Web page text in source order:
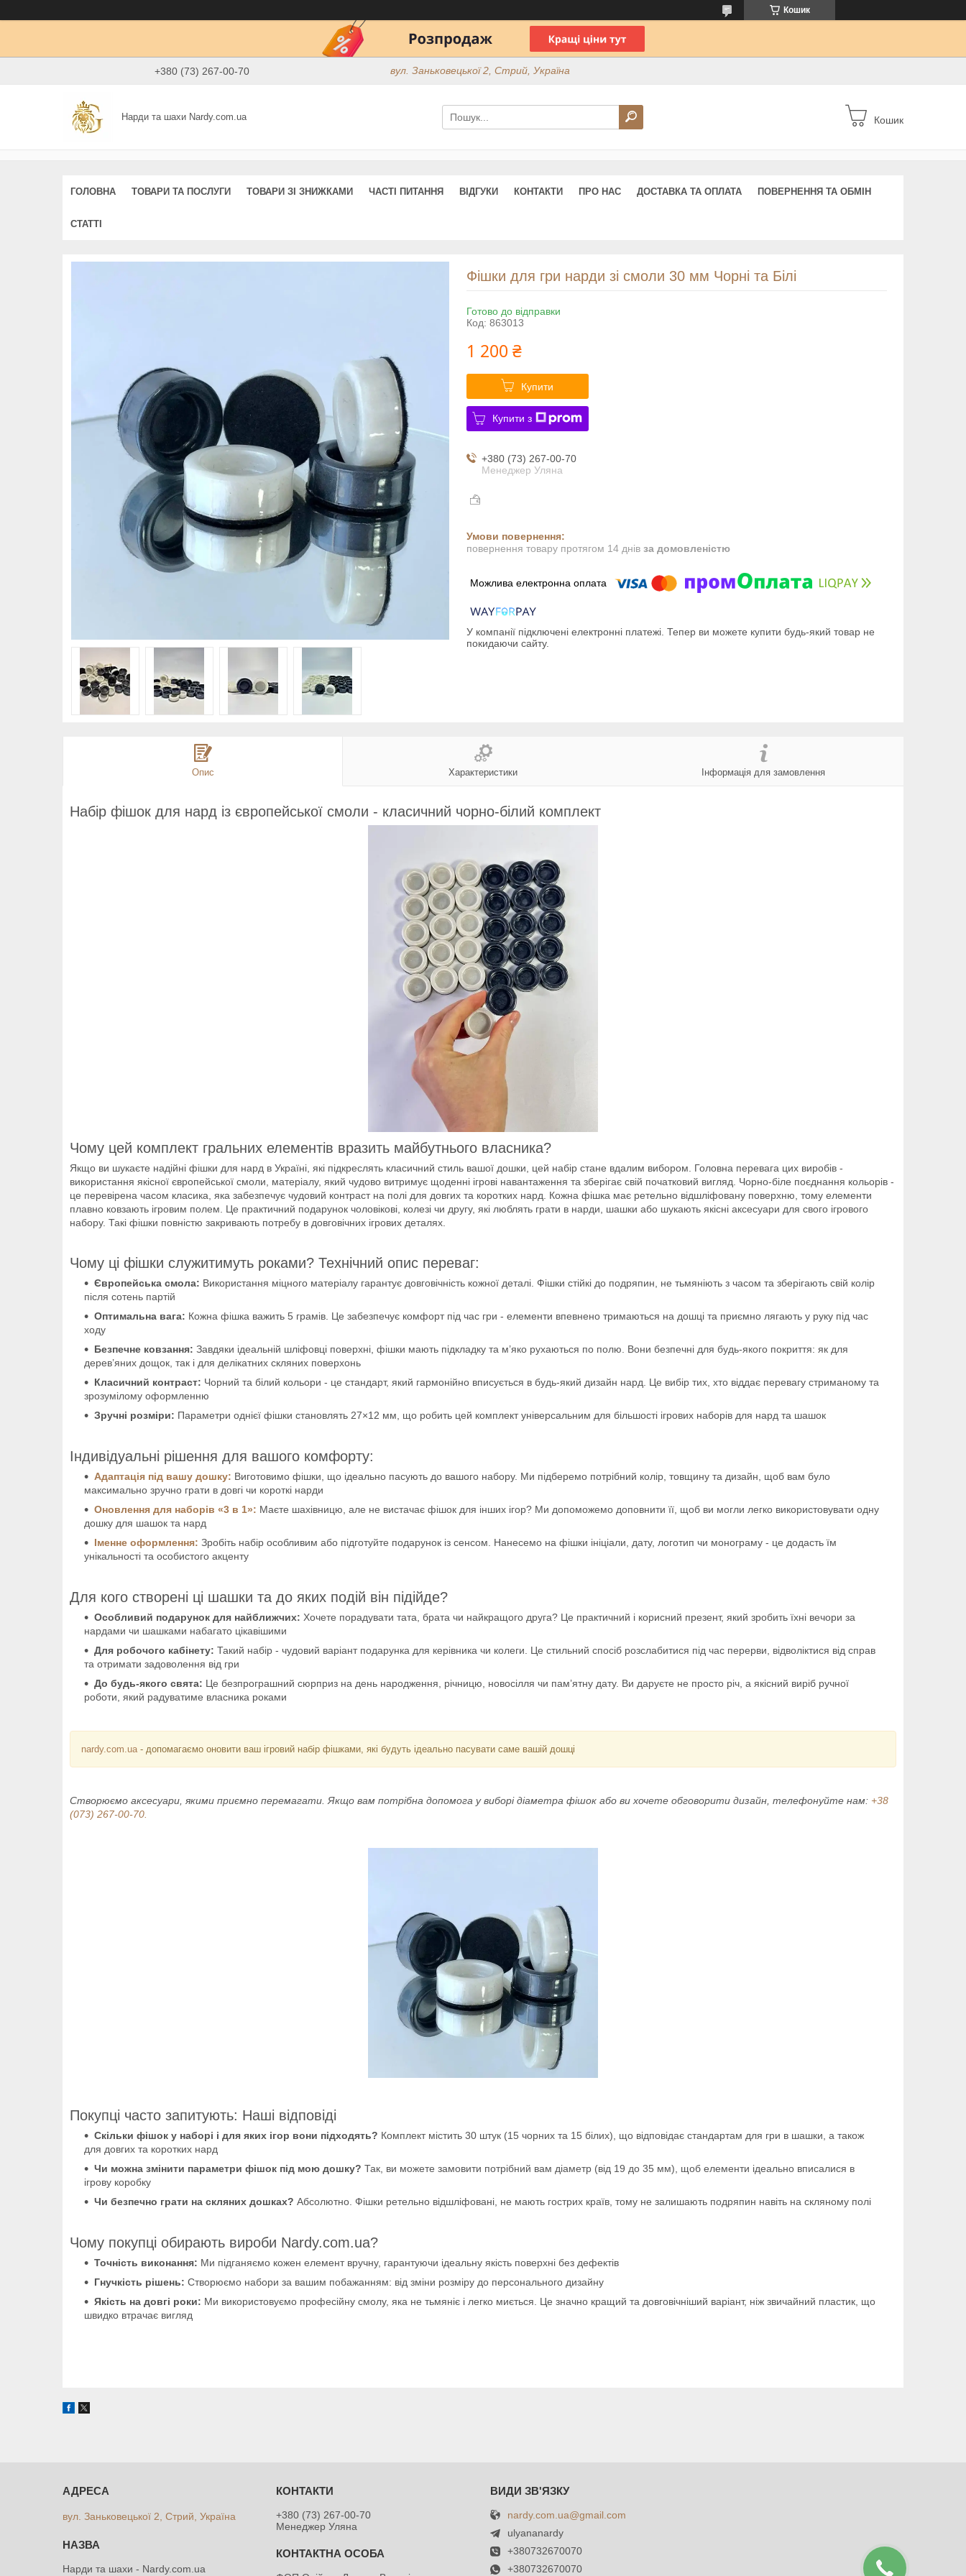
Кошик
+380 (73) 267-00-70 вул. Заньковецької 2, Стрий, Україна
Нарди та шахи Nardy.com.ua Кошик
ГОЛОВНА ТОВАРИ ТА ПОСЛУГИ ТОВАРИ ЗІ ЗНИЖКАМИ ЧАСТІ ПИТАННЯ ВІДГУКИ КОНТАКТИ ПРО НАС ДОСТАВКА ТА ОПЛАТА ПОВЕРНЕННЯ ТА ОБМІН
СТАТТІ
Фішки для гри нарди зі смоли 30 мм Чорні та Білі
Готово до відправки
Код: 863013
1 200 ₴
Купити
Купити з
+380 (73) 267-00-70
Менеджер Уляна
повернення товару протягом 14 днів за домовленістю
У компанії підключені електронні платежі. Тепер ви можете купити будь-який товар не
покидаючи сайту.
Опис Характеристики Інформація для замовлення
Набір фішок для нард із європейської смоли - класичний чорно-білий комплект
Чому цей комплект гральних елементів вразить майбутнього власника?
Якщо ви шукаєте надійні фішки для нард в Україні, які підкреслять класичний стиль вашої дошки, цей набір стане вдалим вибором. Головна перевага цих виробів -
використання якісної європейської смоли, матеріалу, який чудово витримує щоденні ігрові навантаження та зберігає свій початковий вигляд. Чорно-біле поєднання кольорів -
це перевірена часом класика, яка забезпечує чудовий контраст на полі для довгих та коротких нард. Кожна фішка має ретельно відшліфовану поверхню, тому елементи
плавно ковзають ігровим полем. Це практичний подарунок чоловікові, колезі чи другу, які люблять грати в нарди, шашки або шукають якісні аксесуари для свого ігрового
набору. Такі фішки повністю закривають потребу в довговічних ігрових деталях.
Чому ці фішки служитимуть роками? Технічний опис переваг:
Європейська смола: Використання міцного матеріалу гарантує довговічність кожної деталі. Фішки стійкі до подряпин, не тьмяніють з часом та зберігають свій колір
після сотень партій
Оптимальна вага: Кожна фішка важить 5 грамів. Це забезпечує комфорт під час гри - елементи впевнено тримаються на дошці та приємно лягають у руку під час
ходу
Безпечне ковзання: Завдяки ідеальній шліфовці поверхні, фішки мають підкладку та м’яко рухаються по полю. Вони безпечні для будь-якого покриття: як для
дерев’яних дощок, так і для делікатних скляних поверхонь
Класичний контраст: Чорний та білий кольори - це стандарт, який гармонійно вписується в будь-який дизайн нард. Це вибір тих, хто віддає перевагу стриманому та
зрозумілому оформленню
Зручні розміри: Параметри однієї фішки становлять 27×12 мм, що робить цей комплект універсальним для більшості ігрових наборів для нард та шашок
Індивідуальні рішення для вашого комфорту:
Адаптація під вашу дошку: Виготовимо фішки, що ідеально пасують до вашого набору. Ми підберемо потрібний колір, товщину та дизайн, щоб вам було
максимально зручно грати в довгі чи короткі нарди
Оновлення для наборів «3 в 1»: Маєте шахівницю, але не вистачає фішок для інших ігор? Ми допоможемо доповнити її, щоб ви могли легко використовувати одну
дошку для шашок та нард
Іменне оформлення: Зробіть набір особливим або підготуйте подарунок із сенсом. Нанесемо на фішки ініціали, дату, логотип чи монограму - це додасть їм
унікальності та особистого акценту
Для кого створені ці шашки та до яких подій він підійде?
Особливий подарунок для найближчих: Хочете порадувати тата, брата чи найкращого друга? Це практичний і корисний презент, який зробить їхні вечори за
нардами чи шашками набагато цікавішими
Для робочого кабінету: Такий набір - чудовий варіант подарунка для керівника чи колеги. Це стильний спосіб розслабитися під час перерви, відволіктися від справ
та отримати задоволення від гри
До будь-якого свята: Це безпрограшний сюрприз на день народження, річницю, новосілля чи пам’ятну дату. Ви даруєте не просто річ, а якісний виріб ручної
роботи, який радуватиме власника роками
nardy.com.ua - допомагаємо оновити ваш ігровий набір фішками, які будуть ідеально пасувати саме вашій дошці
Створюємо аксесуари, якими приємно перемагати. Якщо вам потрібна допомога у виборі діаметра фішок або ви хочете обговорити дизайн, телефонуйте нам: +38
(073) 267-00-70.
Покупці часто запитують: Наші відповіді
Скільки фішок у наборі і для яких ігор вони підходять? Комплект містить 30 штук (15 чорних та 15 білих), що відповідає стандартам для гри в шашки, а також
для довгих та коротких нард
Чи можна змінити параметри фішок під мою дошку? Так, ви можете замовити потрібний вам діаметр (від 19 до 35 мм), щоб елементи ідеально вписалися в
ігрову коробку
Чи безпечно грати на скляних дошках? Абсолютно. Фішки ретельно відшліфовані, не мають гострих країв, тому не залишають подряпин навіть на скляному полі
Чому покупці обирають вироби Nardy.com.ua?
Точність виконання: Ми підганяємо кожен елемент вручну, гарантуючи ідеальну якість поверхні без дефектів
Гнучкість рішень: Створюємо набори за вашим побажанням: від зміни розміру до персонального дизайну
Якість на довгі роки: Ми використовуємо професійну смолу, яка не тьмяніє і легко миється. Це значно кращий та довговічніший варіант, ніж звичайний пластик, що
швидко втрачає вигляд
вул. Заньковецької 2, Стрий, Україна
Нарди та шахи - Nardy.com.ua
+380 (73) 267-00-70
Менеджер Уляна
nardy.com.ua@gmail.com
ulyananardy
+380732670070
+380732670070